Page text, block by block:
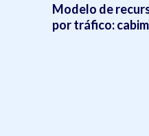
Modelo de
por tráfico: